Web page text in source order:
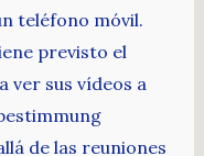
teléfono móvil.
previsto el
ver sus vídeos a
de las reuniones